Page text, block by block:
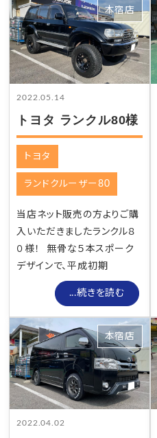
2022.05.14
トヨタ ランクル80様
本宿店
トヨタ
ランドクルーザー80
当店ネット販売の方よりご購
入いただきましたランクル８
０様！ 無骨な５本スポーク
デザインで、平成初期
...続きを読む
2022.04.02
本宿店